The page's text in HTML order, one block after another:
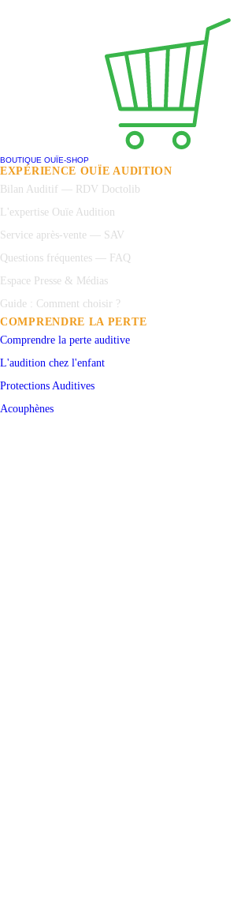
BOUTIQUE OUÏE-SHOP
EXPÉRIENCE OUÏE AUDITION
Bilan Auditif — RDV Doctolib
L'expertise Ouïe Audition
Service après-vente — SAV
Questions fréquentes — FAQ
Espace Presse & Médias
Guide : Comment choisir ?
COMPRENDRE LA PERTE
Comprendre la perte auditive
L'audition chez l'enfant
Protections Auditives
Acouphènes